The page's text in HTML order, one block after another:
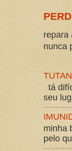
repara
nunca
tá
seu
minha
pelo